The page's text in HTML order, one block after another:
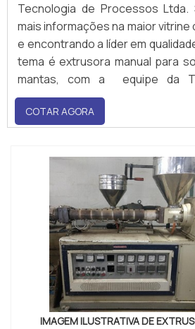
Tecnologia de Processos Ltda.
mais informações na maior vitrine
e encontrando a líder em
tema é extrusora manual para
mantas, com a equipe da
Tecnologia de Processos Ltda,irá
ótimo atendimento e precisão
indicada.É importante le...
COTAR AGORA
IMAGEM ILUSTRATIVA DE